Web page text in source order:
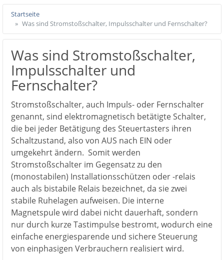
Startseite
Was sind Stromstoßschalter, Impulsschalter und Fernschalter?
Was sind Stromstoßschalter,
Impulsschalter und
Fernschalter?
Stromstoßschalter, auch Impuls- oder Fernschalter
genannt, sind elektromagnetisch betätigte Schalter,
die bei jeder Betätigung des Steuertasters ihren
Schaltzustand, also von AUS nach EIN oder
umgekehrt ändern. Somit werden
Stromstoßschalter im Gegensatz zu den
(monostabilen) Installationsschützen oder -relais
auch als bistabile Relais bezeichnet, da sie zwei
stabile Ruhelagen aufweisen. Die interne
Magnetspule wird dabei nicht dauerhaft, sondern
nur durch kurze Tastimpulse bestromt, wodurch eine
einfache energiesparende und sichere Steuerung
von einphasigen Verbrauchern realisiert wird.